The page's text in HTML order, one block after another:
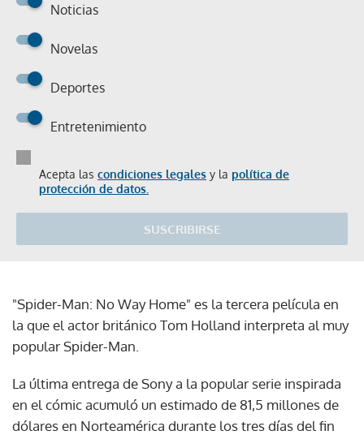
Noticias
Novelas
Deportes
Entretenimiento
Acepta las condiciones legales y la política de
protección de datos.
SUSCRIBIRSE
"Spider-Man: No Way Home" es la tercera película en
la que el actor británico Tom Holland interpreta al muy
popular Spider-Man.
La última entrega de Sony a la popular serie inspirada
en el cómic acumuló un estimado de 81,5 millones de
dólares en Norteamérica durante los tres días del fin